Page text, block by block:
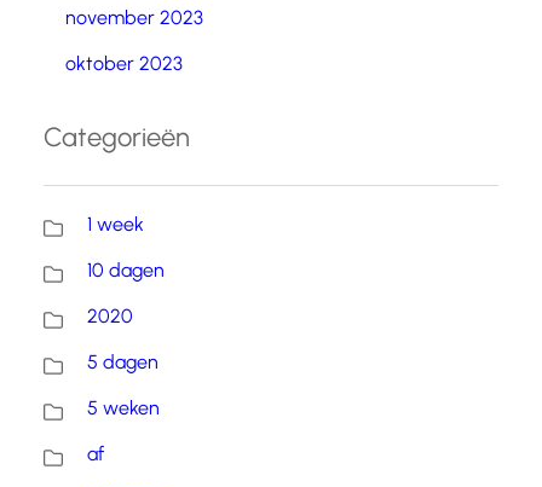
november 2023
oktober 2023
Categorieën
1 week
10 dagen
2020
5 dagen
5 weken
af